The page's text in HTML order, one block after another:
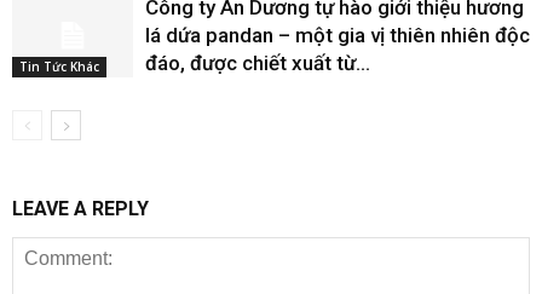
Tin Tức Khác
Công ty An Dương tự hào giới thiệu hương
lá dứa pandan – một gia vị thiên nhiên độc
đáo, được chiết xuất từ...
LEAVE A REPLY